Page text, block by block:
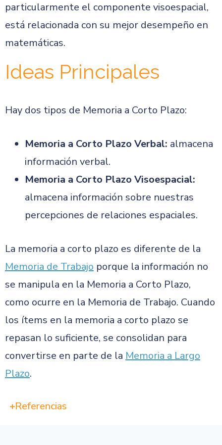
particularmente el componente visoespacial,
está relacionada con su mejor desempeño en
matemáticas.
Ideas Principales
Hay dos tipos de Memoria a Corto Plazo:
Memoria a Corto Plazo Verbal: almacena
información verbal.
Memoria a Corto Plazo Visoespacial:
almacena información sobre nuestras
percepciones de relaciones espaciales.
La memoria a corto plazo es diferente de la
Memoria de Trabajo porque la información no
se manipula en la Memoria a Corto Plazo,
como ocurre en la Memoria de Trabajo. Cuando
los ítems en la memoria a corto plazo se
repasan lo suficiente, se consolidan para
convertirse en parte de la Memoria a Largo
Plazo.
Referencias